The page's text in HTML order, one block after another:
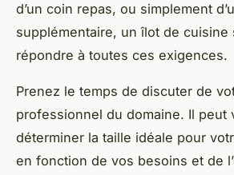
d’un coin repas, ou simplement
supplémentaire, un îlot de cuisine
répondre à toutes ces exigences.
Prenez le temps de discuter de
professionnel du domaine. Il peut
déterminer la taille idéale pour
en fonction de vos besoins et de